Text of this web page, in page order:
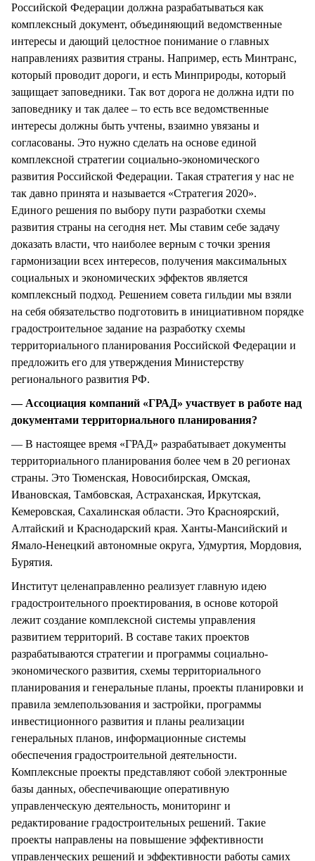
Российской Федерации должна разрабатываться как
комплексный документ, объединяющий ведомственные
интересы и дающий целостное понимание о главных
направлениях развития страны. Например, есть Минтранс,
который проводит дороги, и есть Минприроды, который
защищает заповедники. Так вот дорога не должна идти по
заповеднику и так далее – то есть все ведомственные
интересы должны быть учтены, взаимно увязаны и
согласованы. Это нужно сделать на основе единой
комплексной стратегии социально-экономического
развития Российской Федерации. Такая стратегия у нас не
так давно принята и называется «Стратегия 2020».
Единого решения по выбору пути разработки схемы
развития страны на сегодня нет. Мы ставим себе задачу
доказать власти, что наиболее верным с точки зрения
гармонизации всех интересов, получения максимальных
социальных и экономических эффектов является
комплексный подход. Решением совета гильдии мы взяли
на себя обязательство подготовить в инициативном порядке
градостроительное задание на разработку схемы
территориального планирования Российской Федерации и
предложить его для утверждения Министерству
регионального развития РФ.
— Ассоциация компаний «ГРАД» участвует в работе над
документами территориального планирования?
— В настоящее время «ГРАД» разрабатывает документы
территориального планирования более чем в 20 регионах
страны. Это Тюменская, Новосибирская, Омская,
Ивановская, Тамбовская, Астраханская, Иркутская,
Кемеровская, Сахалинская области. Это Красноярский,
Алтайский и Краснодарский края. Ханты-Мансийский и
Ямало-Ненецкий автономные округа, Удмуртия, Мордовия,
Бурятия.
Институт целенаправленно реализует главную идею
градостроительного проектирования, в основе которой
лежит создание комплексной системы управления
развитием территорий. В составе таких проектов
разрабатываются стратегии и программы социально-
экономического развития, схемы территориального
планирования и генеральные планы, проекты планировки и
правила землепользования и застройки, программы
инвестиционного развития и планы реализации
генеральных планов, информационные системы
обеспечения градостроительной деятельности.
Комплексные проекты представляют собой электронные
базы данных, обеспечивающие оперативную
управленческую деятельность, мониторинг и
редактирование градостроительных решений. Такие
проекты направлены на повышение эффективности
управленческих решений и эффективности работы самих